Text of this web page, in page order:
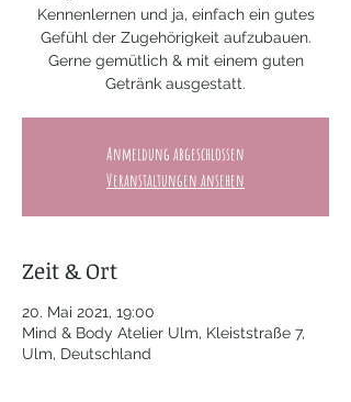
Kennenlernen und ja, einfach ein gutes
Gefühl der Zugehörigkeit aufzubauen.
Gerne gemütlich & mit einem guten
Getränk ausgestatt.
Anmeldung abgeschlossen
Veranstaltungen ansehen
Zeit & Ort
20. Mai 2021, 19:00
Mind & Body Atelier Ulm, Kleiststraße 7,
Ulm, Deutschland